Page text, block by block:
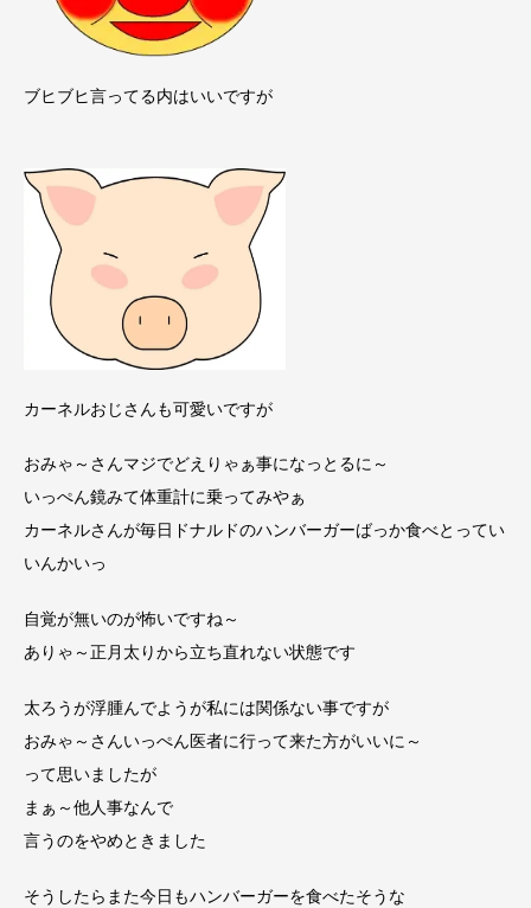
ブヒブヒ言ってる内はいいですが
カーネルおじさんも可愛いですが
おみゃ～さんマジでどえりゃぁ事になっとるに～
いっぺん鏡みて体重計に乗ってみやぁ
カーネルさんが毎日ドナルドのハンバーガーばっか食べとってい
いんかいっ
自覚が無いのが怖いですね～
ありゃ～正月太りから立ち直れない状態です
太ろうが浮腫んでようが私には関係ない事ですが
おみゃ～さんいっぺん医者に行って来た方がいいに～
って思いましたが
まぁ～他人事なんで
言うのをやめときました
そうしたら また今日もハンバーガーを食べたそうな